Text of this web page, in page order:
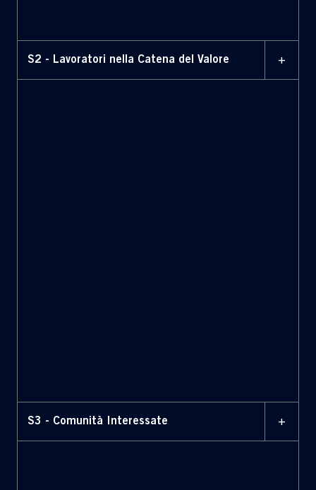
S2 - Lavoratori nella Catena del Valore +
S3 - Comunità Interessate +